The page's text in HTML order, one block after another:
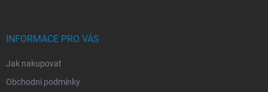
INFORMACE PRO VÁS
Jak nakupovat
Obchodní podmínky